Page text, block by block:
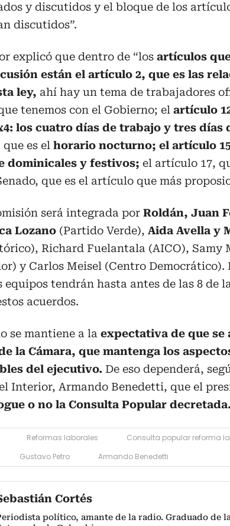
y discutidos y el bloque de los
discutidos”.
explicó que dentro de “los artículos
están el artículo 2, que es las
ley, ahí hay un tema de trabajadores
tenemos con el Gobierno; el artículo
los cuatro días de trabajo y tres días
es el horario nocturno; el artículo
dominicales y festivos; el artículo 17,
que es el artículo que más
será integrada por Roldán, Juan
Lozano (Partido Verde), Aida Avella y
Richard Fuelantala (AICO), Samy
y Carlos Meisel (Centro Democrático).
equipos tendrán hasta antes de las 8 de
acuerdos.
se mantiene a la expectativa de que
la Cámara, que mantenga los
del ejecutivo. De eso dependerá,
Interior, Armando Benedetti, que el
o no la Consulta Popular
Reformas laborales
Consulta popular reforma
Gustavo Petro Armando Benedetti
Cortés
político, amante de la radio. Graduado de